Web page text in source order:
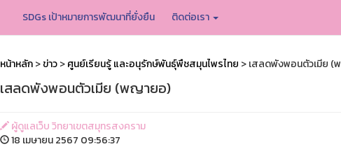
SDGs เป้าหมายการพัฒนาที่ยั่งยืน ติดต่อเรา
หน้าหลัก>ข่าว>ศูนย์เรียนรู้ และอนุรักษ์พันธุ์พืชสมุนไพรไทย > เสลดพังพอนตัวเมีย (
เสลดพังพอนตัวเมีย (พญายอ)
ผู้ดูแลเว็บ วิทยาเขตสมุทรสงคราม
18 เมษายน 2567 09:56:37